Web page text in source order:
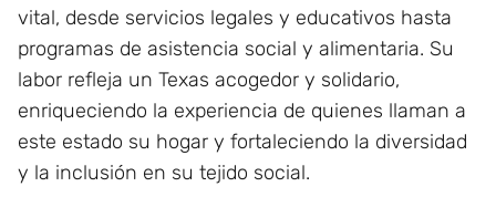
vital, desde servicios legales y educativos hasta
programas de asistencia social y alimentaria. Su
labor refleja un Texas acogedor y solidario,
enriqueciendo la experiencia de quienes llaman a
este estado su hogar y fortaleciendo la diversidad
y la inclusión en su tejido social.